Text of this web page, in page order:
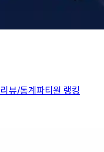
리뷰/통계파티원 랭킹